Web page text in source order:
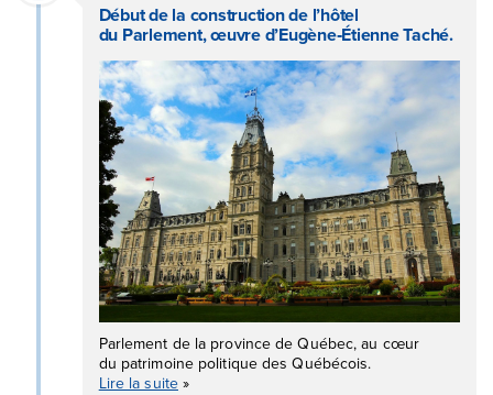
Début de la construction de l’hôtel
du Parlement, œuvre d’Eugène‑Étienne Taché.
Parlement de la province de Québec, au cœur
du patrimoine politique des Québécois.
Lire la suite »